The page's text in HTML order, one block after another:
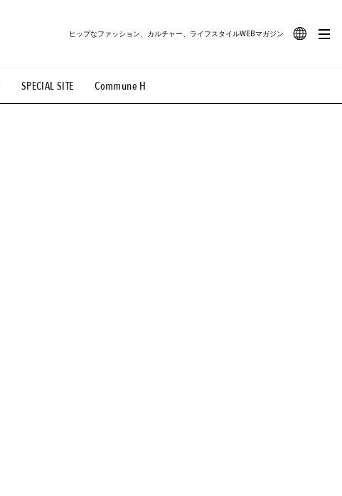
SPECIAL SITE Commune H
ヒップなファッション、カルチャー、ライフスタイルWEBマガジン
#路地裏てぃーん。 #MONTHLY JOURNAL
#MOVIE #LIFESTYLE #SNEAKER #OUTDOOR